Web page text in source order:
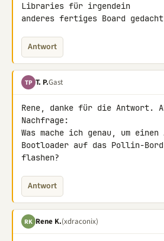
Libraries für irgendein
anderes fertiges Board
Antwort
TP T. P.Gast
Rene, danke für die Antwort.
Nachfrage:
Was mache ich genau, um einen
Bootloader auf das Pollin-
flashen?
Antwort
RK Rene K.(xdraconix)